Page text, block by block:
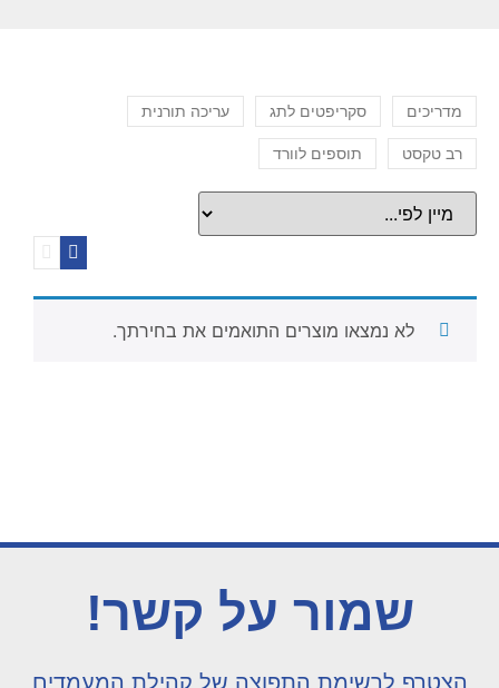
מדריכים סקריפטים לתג עריכה תורנית
רב טקסט תוספים לוורד
לא נמצאו מוצרים התואמים את בחירתך.
שמור על קשר!
הצטרף לרשימת התפוצה של קהילת המעמדים